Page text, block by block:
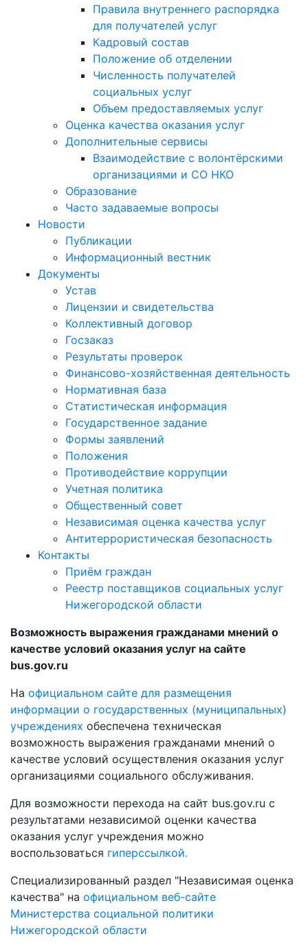
Правила внутреннего распорядка
для получателей услуг
Кадровый состав
Положение об отделении
Численность получателей
социальных услуг
Объем предоставляемых услуг
Оценка качества оказания услуг
Дополнительные сервисы
Взаимодействие с волонтёрскими
организациями и СО НКО
Образование
Часто задаваемые вопросы
Новости
Публикации
Информационный вестник
Документы
Устав
Лицензии и свидетельства
Коллективный договор
Госзаказ
Результаты проверок
Финансово-хозяйственная деятельность
Нормативная база
Статистическая информация
Государственное задание
Формы заявлений
Положения
Противодействие коррупции
Учетная политика
Общественный совет
Независимая оценка качества услуг
Антитеррористическая безопасность
Контакты
Приём граждан
Реестр поставщиков социальных услуг
Нижегородской области
Возможность выражения гражданами мнений о
качестве условий оказания услуг на сайте
bus.gov.ru
На официальном сайте для размещения
информации о государственных (муниципальных)
учреждениях обеспечена техническая
возможность выражения гражданами мнений о
качестве условий осуществления оказания услуг
организациями социального обслуживания.
Для возможности перехода на сайт bus.gov.ru с
результатами независимой оценки качества
оказания услуг учреждения можно
воспользоваться гиперссылкой.
Специализированный раздел "Независимая оценка
качества" на официальном веб-сайте
Министерства социальной политики
Нижегородской области